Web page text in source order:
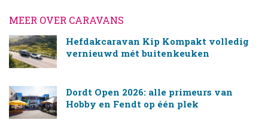
MEER OVER CARAVANS
Hefdakcaravan Kip Kompakt volledig
vernieuwd mét buitenkeuken
Dordt Open 2026: alle primeurs van
Hobby en Fendt op één plek